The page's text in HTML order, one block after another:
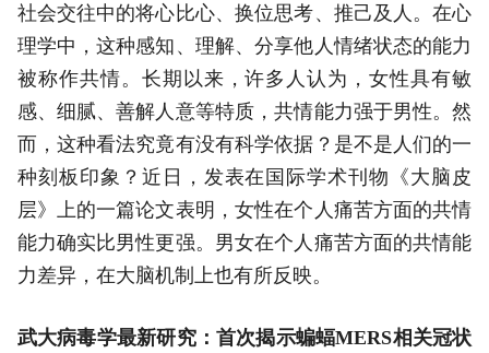
社会交往中的将心比心、换位思考、推己及人。在心
理学中，这种感知、理解、分享他人情绪状态的能力
被称作共情。长期以来，许多人认为，女性具有敏
感、细腻、善解人意等特质，共情能力强于男性。然
而，这种看法究竟有没有科学依据？是不是人们的一
种刻板印象？近日，发表在国际学术刊物《大脑皮
层》上的一篇论文表明，女性在个人痛苦方面的共情
能力确实比男性更强。男女在个人痛苦方面的共情能
力差异，在大脑机制上也有所反映。
武大病毒学最新研究：首次揭示蝙蝠MERS相关冠状